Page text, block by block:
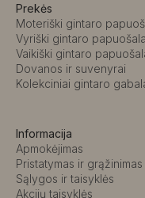
Prekės
Moteriški gintaro
Vyriški gintaro
Vaikiški gintaro
Dovanos ir suvenyrai
Kolekciniai gintaro
Informacija
Apmokėjimas
Pristatymas ir grąžinimas
Sąlygos ir taisyklės
Akcijų taisyklės